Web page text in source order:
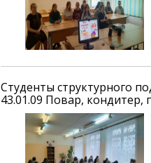
Студенты структурного
43.01.09 Повар,